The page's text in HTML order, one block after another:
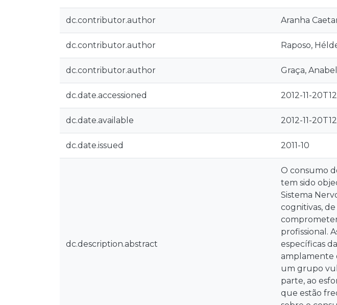
dc.contributor.author Aranha
dc.contributor.author Raposo,
dc.contributor.author Graça,
dc.date.accessioned 2012-11-
dc.date.available 2012-11-
dc.date.issued 2011-10
dc.description.abstract
O consumo
tem sido
Sistema
cognitivas,
profissional.
específicas
amplamente
um grupo
parte, ao
que estão